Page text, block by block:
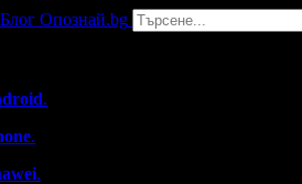
Блог Опознай.bg
.
.
.